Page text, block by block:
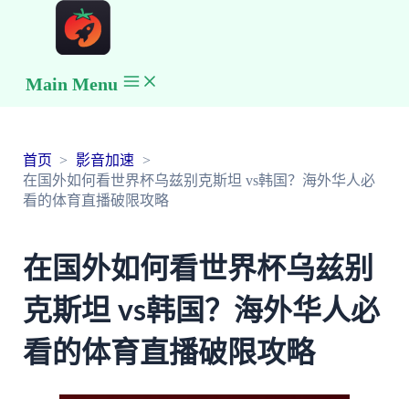
Main Menu
首页
影音加速
在国外如何看世界杯乌兹别克斯坦 vs韩国？海外华人必
看的体育直播破限攻略
在国外如何看世界杯乌兹别
克斯坦 vs韩国？海外华人必
看的体育直播破限攻略